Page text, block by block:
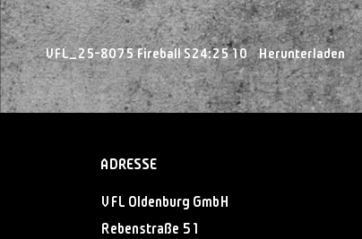
VFL_25-8075 Fireball S24:25 10 Herunterladen
ADRESSE
VFL Oldenburg GmbH
Rebenstraße 51